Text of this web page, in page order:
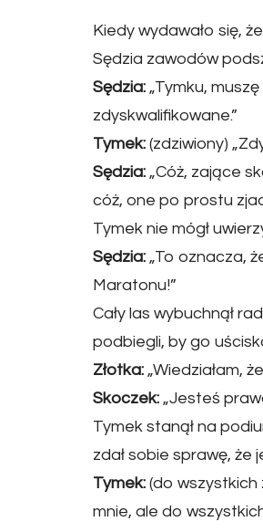
Kiedy wydawało się,
Sędzia zawodów
Sędzia: „Tymku,
zdyskwalifikowane.”
Tymek: (zdziwiony)
Sędzia: „Cóż, zające
cóż, one po prostu
Tymek nie mógł
Sędzia: „To oznacza,
Maratonu!”
Cały las wybuchnął
podbiegli, by go
Złotka: „Wiedziałam,
Skoczek: „Jesteś
Tymek stanął na
zdał sobie sprawę, że
Tymek: (do wszystkich
mnie, ale do